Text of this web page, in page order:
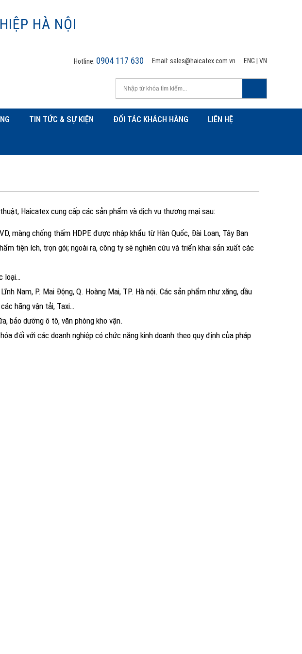
HÀ NỘI
Hotline: 0904 117 630 Email: sales@haicatex.com.vn ENG VN
TIN TỨC & SỰ KIỆN ĐỐI TÁC KHÁCH HÀNG LIÊN HỆ
Haicatex cung cấp các sản phẩm và dịch vụ thương mại sau:
màng chống thấm HDPE được nhập khẩu từ Hàn Quốc, Đài Loan, Tây Ban
tiện ích, trọn gói; ngoài ra, công ty sẽ nghiên cứu và triển khai sản xuất các
loại…
Nam, P. Mai Động, Q. Hoàng Mai, TP. Hà nội. Các sản phẩm như xăng, dầu
hãng vận tải, Taxi…
bảo dưỡng ô tô, văn phòng kho vận.
đối với các doanh nghiệp có chức năng kinh doanh theo quy định của pháp